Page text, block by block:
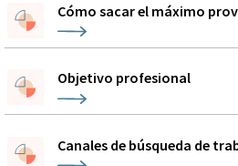
Cómo sacar el máximo
Objetivo profesional
Canales de búsqueda de